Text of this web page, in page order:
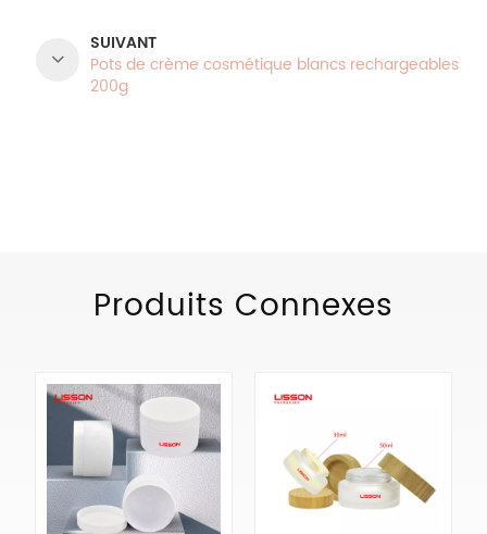
SUIVANT
Pots de crème cosmétique blancs rechargeables
200g
Produits Connexes